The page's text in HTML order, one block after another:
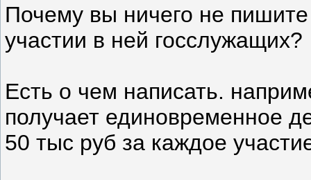
Почему вы ничего не
участии в ней госслужащих?
Есть о чем написать.
получает единовременное
50 тыс руб за каждое